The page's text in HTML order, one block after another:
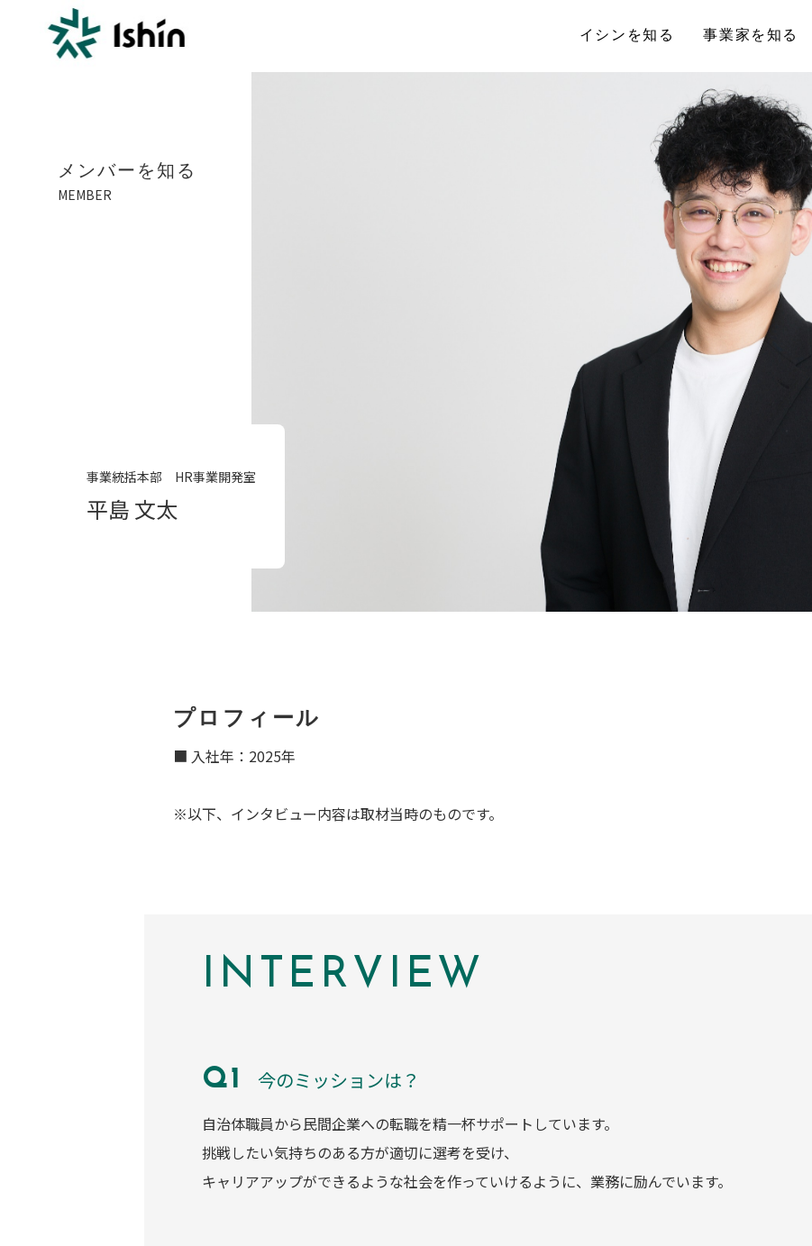
イシンを知る 事業家を知る
メンバーを知る
MEMBER
事業統括本部 HR事業開発室
平島 文太
プロフィール
■ 入社年：2025年
※以下、インタビュー内容は取材当時のものです。
INTERVIEW
今のミッションは？
自治体職員から民間企業への転職を精一杯サポートしています。
挑戦したい気持ちのある方が適切に選考を受け、
キャリアアップができるような社会を作っていけるように、業務に励んでいます。